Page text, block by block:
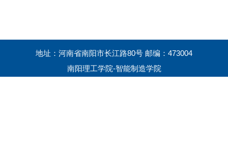
地址：河南省南阳市长江路80号 邮编：473004
南阳理工学院-智能制造学院